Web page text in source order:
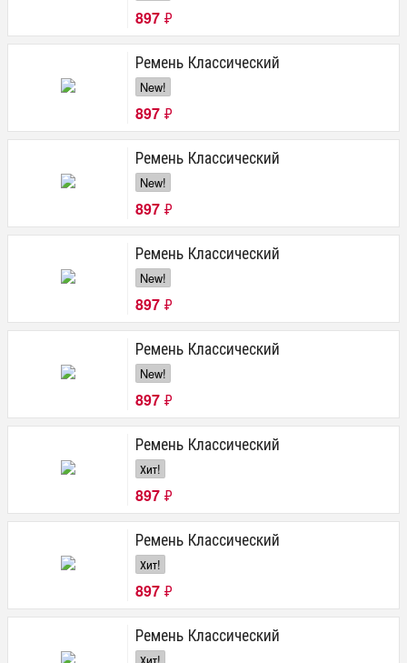
897 ₽
Ремень Классический
New!
897 ₽
Ремень Классический
New!
897 ₽
Ремень Классический
New!
897 ₽
Ремень Классический
New!
897 ₽
Ремень Классический
Хит!
897 ₽
Ремень Классический
Хит!
897 ₽
Ремень Классический
Хит!